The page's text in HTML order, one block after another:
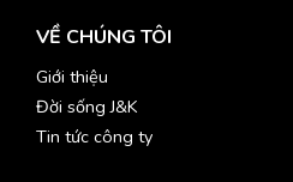
VỀ CHÚNG TÔI
Giới thiệu
Đời sống J&K
Tin tức công ty